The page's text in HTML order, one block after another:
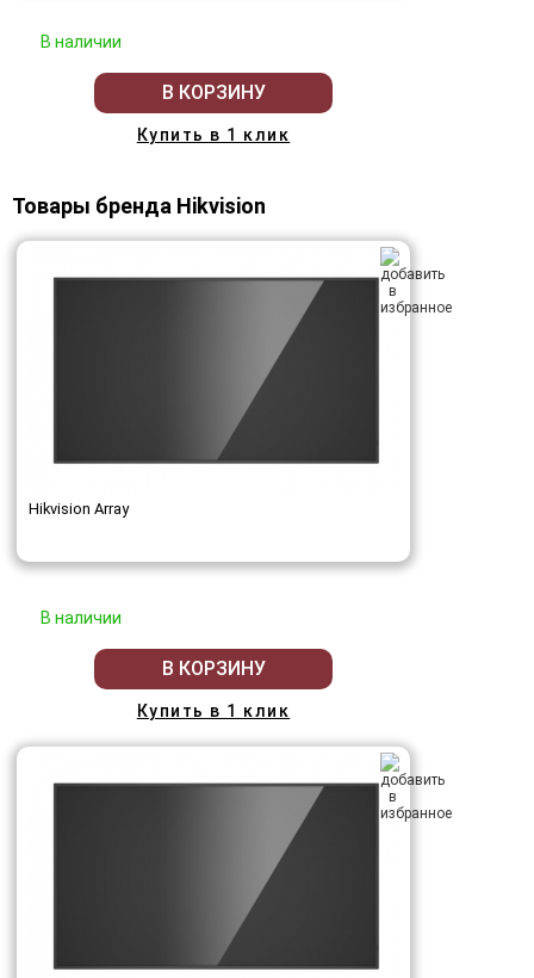
В наличии
В КОРЗИНУ
Купить в 1 клик
Товары бренда Hikvision
Hikvision Array
В наличии
В КОРЗИНУ
Купить в 1 клик